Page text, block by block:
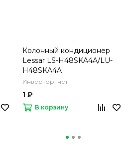
Колонный кондиционер
Lessar LS-H48SKA4A/LU-
H48SKA4A
Инвертор: нет
1 ₽
В корзину